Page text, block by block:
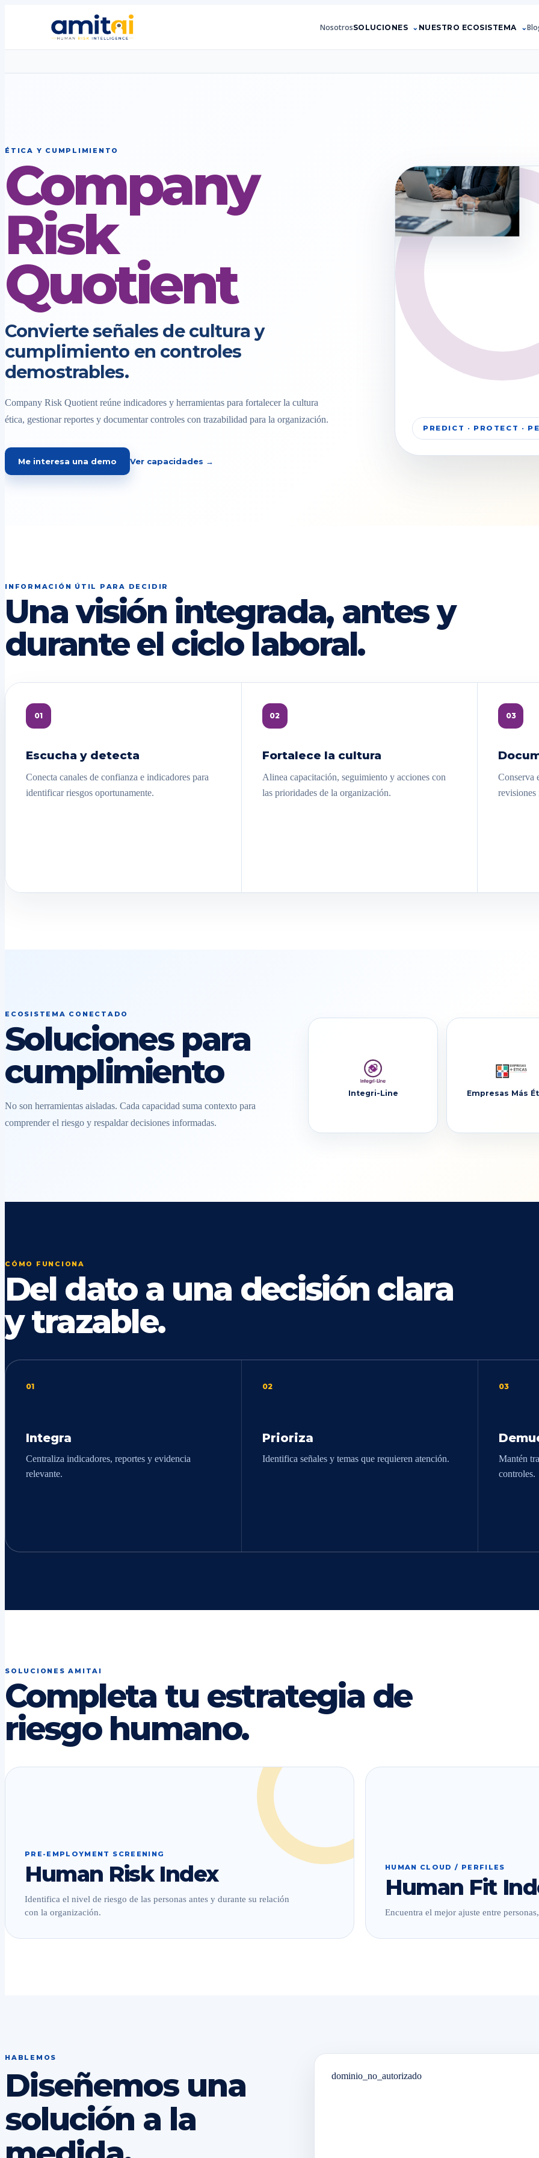
NosotrosSOLUCIONES NUESTRO ECOSISTEMA
ÉTICA Y CUMPLIMIENTO
Company
Risk
Quotient
Convierte señales de cultura y
cumplimiento en controles
demostrables.
Company Risk Quotient reúne indicadores y herramientas para fortalecer la cultura
ética, gestionar reportes y documentar controles con trazabilidad para la organización.
Me interesa una demo Ver capacidades →
PREDICT · PROTECT ·
INFORMACIÓN ÚTIL PARA DECIDIR
Una visión integrada, antes y
durante el ciclo laboral.
01
Escucha y detecta
Conecta canales de confianza e indicadores para
identificar riesgos oportunamente.
02
Fortalece la cultura
Alinea capacitación, seguimiento y acciones con
las prioridades de la organización.
03
Conserva
revisiones
ECOSISTEMA CONECTADO
Soluciones para
cumplimiento
No son herramientas aisladas. Cada capacidad suma contexto para
comprender el riesgo y respaldar decisiones informadas.
Integri-Line Empresas Más
CÓMO FUNCIONA
Del dato a una decisión clara
y trazable.
01
Integra
Centraliza indicadores, reportes y evidencia
relevante.
02
Prioriza
Identifica señales y temas que requieren atención.
03
Mantén
controles.
SOLUCIONES AMITAI
Completa tu estrategia de
riesgo humano.
PRE-EMPLOYMENT SCREENING
Human Risk Index
Identifica el nivel de riesgo de las personas antes y durante su relación
con la organización.
HUMAN CLOUD / PERFILES
Human Fit
Encuentra el mejor ajuste entre
HABLEMOS
Diseñemos una
solución a la
dominio_no_autorizado